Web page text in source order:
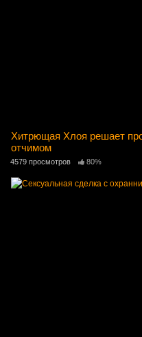
Хитрющая Хлоя решает
отчимом
4579 просмотров 80%